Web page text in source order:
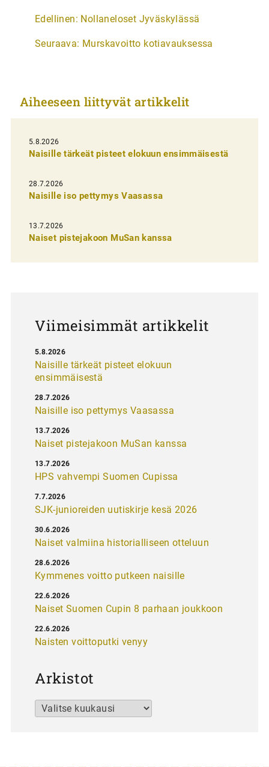
A
t
k
e
l
i
e
n
e
Edellinen: Nollaneloset Jyväskylässä
Seuraava: Murskavoitto kotiavauksessa
Aiheeseen liittyvät artikkelit
5.8.2026
Naisille tärkeät pisteet elokuun ensimmäisestä
28.7.2026
Naisille iso pettymys Vaasassa
13.7.2026
Naiset pistejakoon MuSan kanssa
Viimeisimmät artikkelit
Naisille tärkeät pisteet elokuun
ensimmäisestä
5.8.2026
Naisille iso pettymys Vaasassa
28.7.2026
Naiset pistejakoon MuSan kanssa
13.7.2026
HPS vahvempi Suomen Cupissa
13.7.2026
SJK-junioreiden uutiskirje kesä 2026
7.7.2026
Naiset valmiina historialliseen otteluun
30.6.2026
Kymmenes voitto putkeen naisille
28.6.2026
Naiset Suomen Cupin 8 parhaan joukkoon
22.6.2026
Naisten voittoputki venyy
22.6.2026
Arkistot
Arkistot